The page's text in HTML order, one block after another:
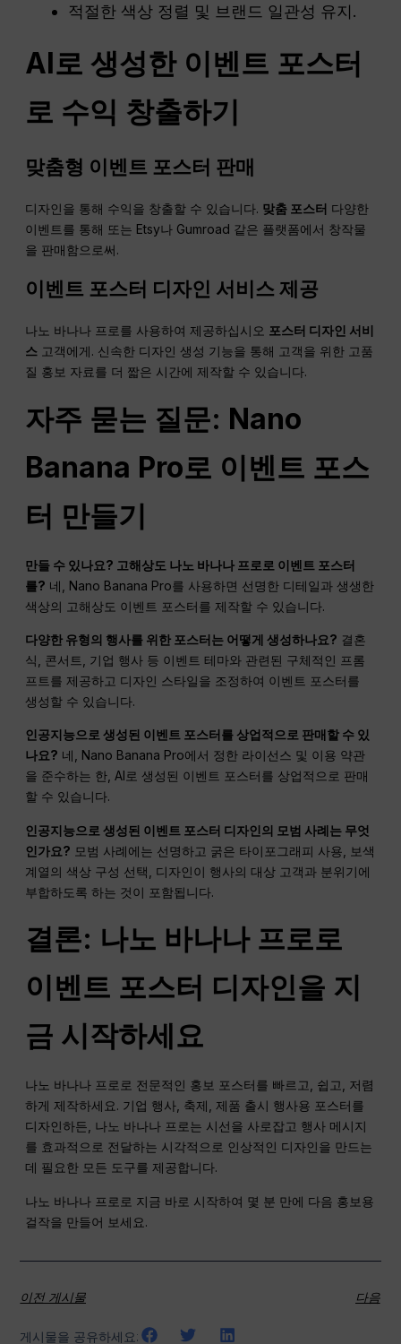
적절한 색상 정렬 및 브랜드 일관성 유지.
AI로 생성한 이벤트 포스터
로 수익 창출하기
맞춤형 이벤트 포스터 판매
디자인을 통해 수익을 창출할 수 있습니다. 맞춤 포스터 다양한
이벤트를 통해 또는 Etsy나 Gumroad 같은 플랫폼에서 창작물
을 판매함으로써.
이벤트 포스터 디자인 서비스 제공
나노 바나나 프로를 사용하여 제공하십시오 포스터 디자인 서비
스 고객에게. 신속한 디자인 생성 기능을 통해 고객을 위한 고품
질 홍보 자료를 더 짧은 시간에 제작할 수 있습니다.
자주 묻는 질문: Nano
Banana Pro로 이벤트 포스
터 만들기
만들 수 있나요? 고해상도 나노 바나나 프로로 이벤트 포스터
를? 네, Nano Banana Pro를 사용하면 선명한 디테일과 생생한
색상의 고해상도 이벤트 포스터를 제작할 수 있습니다.
다양한 유형의 행사를 위한 포스터는 어떻게 생성하나요? 결혼
식, 콘서트, 기업 행사 등 이벤트 테마와 관련된 구체적인 프롬
프트를 제공하고 디자인 스타일을 조정하여 이벤트 포스터를
생성할 수 있습니다.
인공지능으로 생성된 이벤트 포스터를 상업적으로 판매할 수 있
나요? 네, Nano Banana Pro에서 정한 라이선스 및 이용 약관
을 준수하는 한, AI로 생성된 이벤트 포스터를 상업적으로 판매
할 수 있습니다.
인공지능으로 생성된 이벤트 포스터 디자인의 모범 사례는 무엇
인가요? 모범 사례에는 선명하고 굵은 타이포그래피 사용, 보색
계열의 색상 구성 선택, 디자인이 행사의 대상 고객과 분위기에
부합하도록 하는 것이 포함됩니다.
결론: 나노 바나나 프로로
이벤트 포스터 디자인을 지
금 시작하세요
나노 바나나 프로로 전문적인 홍보 포스터를 빠르고, 쉽고, 저렴
하게 제작하세요. 기업 행사, 축제, 제품 출시 행사용 포스터를
디자인하든, 나노 바나나 프로는 시선을 사로잡고 행사 메시지
를 효과적으로 전달하는 시각적으로 인상적인 디자인을 만드는
데 필요한 모든 도구를 제공합니다.
나노 바나나 프로로 지금 바로 시작하여 몇 분 만에 다음 홍보용
걸작을 만들어 보세요.
이전 게시물 다음
게시물을 공유하세요: